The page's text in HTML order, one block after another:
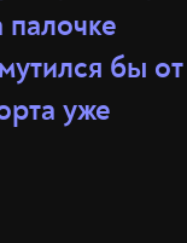
бы от
уже